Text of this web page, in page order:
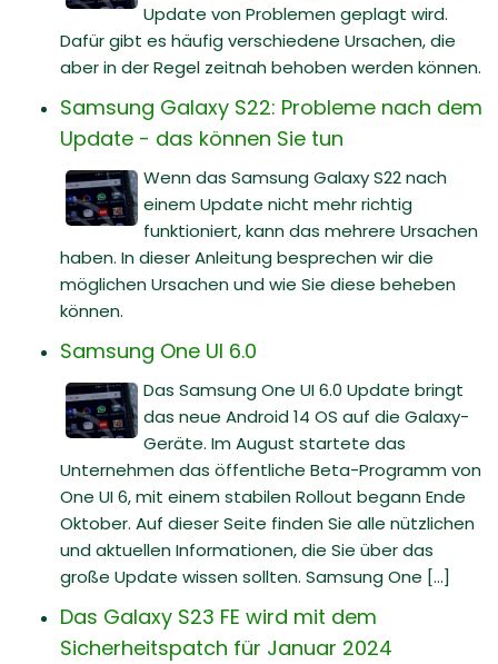
Update von Problemen geplagt wird.
Dafür gibt es häufig verschiedene Ursachen, die
aber in der Regel zeitnah behoben werden können.
Samsung Galaxy S22: Probleme nach dem
Update - das können Sie tun
Wenn das Samsung Galaxy S22 nach
einem Update nicht mehr richtig
funktioniert, kann das mehrere Ursachen
haben. In dieser Anleitung besprechen wir die
möglichen Ursachen und wie Sie diese beheben
können.
Samsung One UI 6.0
Das Samsung One UI 6.0 Update bringt
das neue Android 14 OS auf die Galaxy-
Geräte. Im August startete das
Unternehmen das öffentliche Beta-Programm von
One UI 6, mit einem stabilen Rollout begann Ende
Oktober. Auf dieser Seite finden Sie alle nützlichen
und aktuellen Informationen, die Sie über das
große Update wissen sollten. Samsung One [...]
Das Galaxy S23 FE wird mit dem
Sicherheitspatch für Januar 2024